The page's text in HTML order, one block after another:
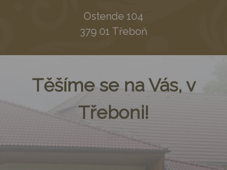
Ostende 104
379 01 Třeboň
Těšíme se na Vás, v
Třeboni!